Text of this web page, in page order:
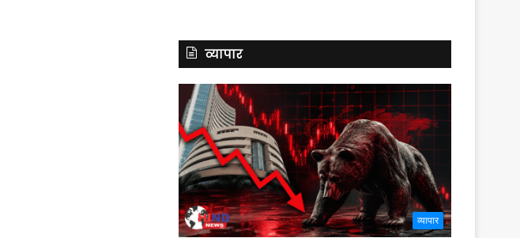
व्यापार
व्यापार